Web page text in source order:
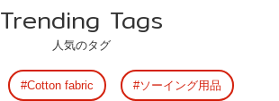
Trending Tags
人気のタグ
Cotton fabric ソーイング用品